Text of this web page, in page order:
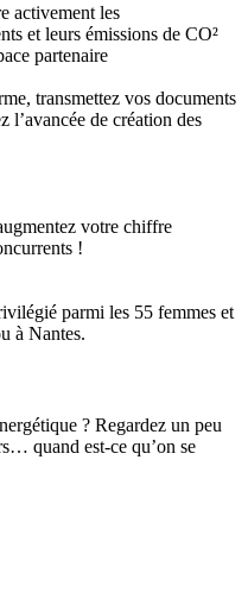
activement les
et leurs émissions de CO²
partenaire
transmettez vos documents
de création des
votre chiffre
!
parmi les 55 femmes et
à Nantes.
? Regardez un peu
quand est-ce qu’on se